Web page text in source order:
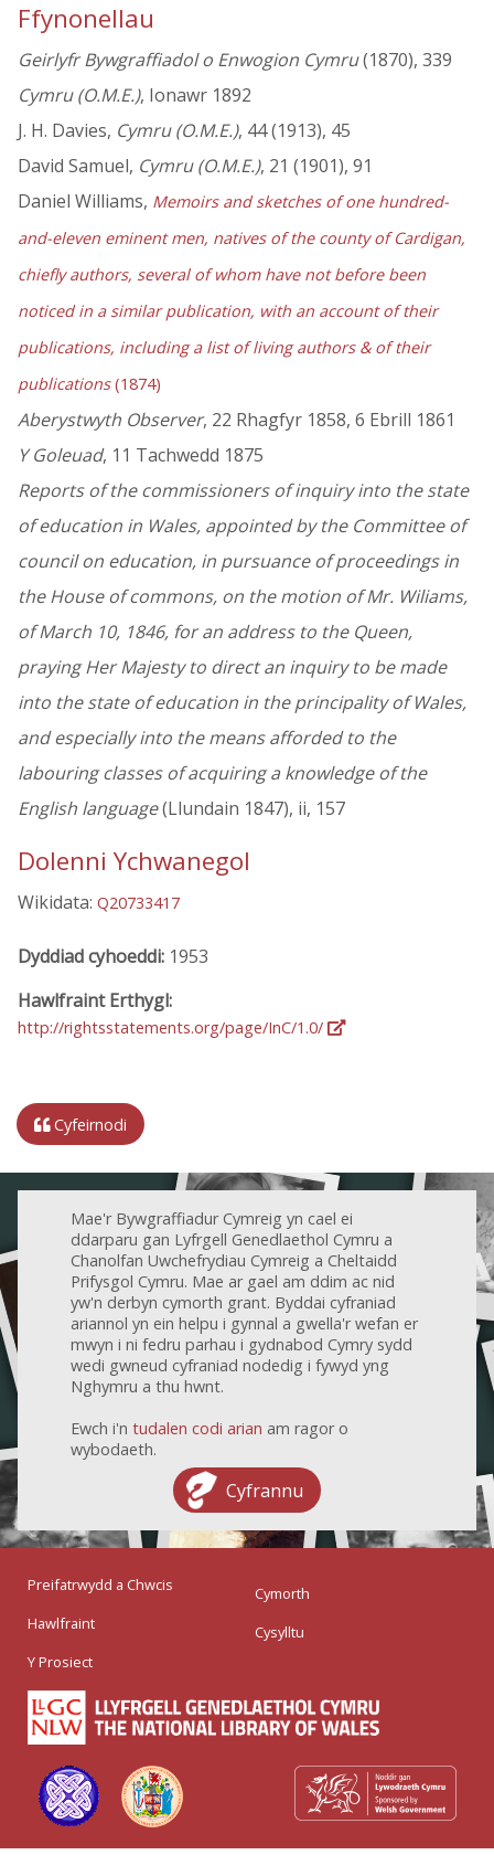
Ffynonellau
Geirlyfr Bywgraffiadol o Enwogion Cymru(1870), 339
Cymru (O.M.E.), Ionawr 1892
J. H. Davies, Cymru (O.M.E.), 44 (1913), 45
David Samuel, Cymru (O.M.E.), 21 (1901), 91
Daniel Williams, Memoirs and sketches of one hundred-
and-eleven eminent men, natives of the county of Cardigan,
chiefly authors, several of whom have not before been
noticed in a similar publication, with an account of their
publications, including a list of living authors & of their
publications(1874)
Aberystwyth Observer, 22 Rhagfyr 1858, 6 Ebrill 1861
Y Goleuad, 11 Tachwedd 1875
Reports of the commissioners of inquiry into the state
of education in Wales, appointed by the Committee of
council on education, in pursuance of proceedings in
the House of commons, on the motion of Mr. Wiliams,
of March 10, 1846, for an address to the Queen,
praying Her Majesty to direct an inquiry to be made
into the state of education in the principality of Wales,
and especially into the means afforded to the
labouring classes of acquiring a knowledge of the
English language(Llundain 1847), ii, 157
Dolenni Ychwanegol
Wikidata: Q20733417
Dyddiad cyhoeddi: 1953
Hawlfraint Erthygl:
http://rightsstatements.org/page/InC/1.0/
Cyfeirnodi
Mae'r Bywgraffiadur Cymreig yn cael ei
ddarparu gan Lyfrgell Genedlaethol Cymru a
Chanolfan Uwchefrydiau Cymreig a Cheltaidd
Prifysgol Cymru. Mae ar gael am ddim ac nid
yw'n derbyn cymorth grant. Byddai cyfraniad
ariannol yn ein helpu i gynnal a gwella'r wefan er
mwyn i ni fedru parhau i gydnabod Cymry sydd
wedi gwneud cyfraniad nodedig i fywyd yng
Nghymru a thu hwnt.
Ewch i'n tudalen codi arian am ragor o
wybodaeth.
Cyfrannu
Preifatrwydd a Chwcis
Hawlfraint
Y Prosiect
Cymorth
Cysylltu